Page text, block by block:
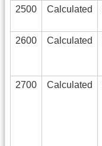
2500 Calculated
2600 Calculated
2700 Calculated